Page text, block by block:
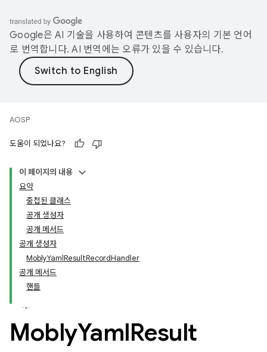
Google은 AI 기술을 사용하여 콘텐츠를 사용자의 기본 언어
로 번역합니다. AI 번역에는 오류가 있을 수 있습니다.
AOSP
도움이 되었나요?
이 페이지의 내용
요약
중첩된 클래스
공개 생성자
공개 메서드
공개 생성자
MoblyYamlResultRecordHandler
공개 메서드
핸들
MoblyYamlResult